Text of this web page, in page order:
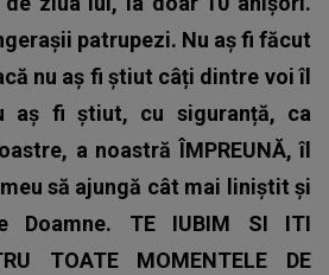
patrupezi. Nu aș fi făcut
nu aș fi știut câți dintre voi îl
aș fi știut, cu siguranță, ca
a noastră ÎMPREUNĂ, îl
să ajungă cât mai liniștit și
Doamne. TE IUBIM SI ITI
TOATE MOMENTELE DE